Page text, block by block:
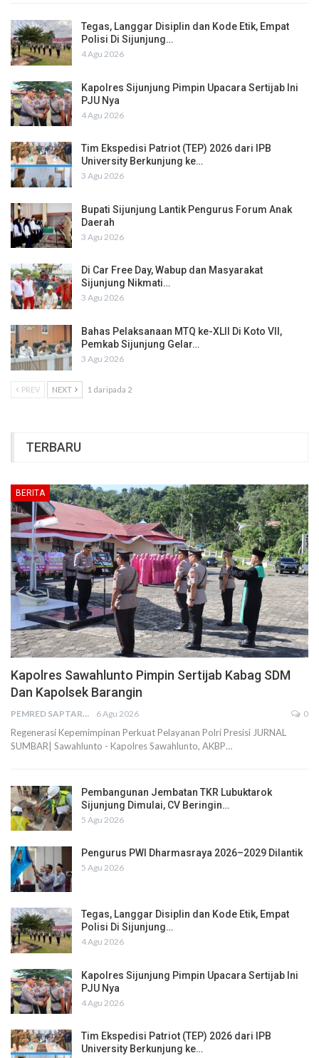
Tegas, Langgar Disiplin dan Kode Etik, Empat
Polisi Di Sijunjung…
4 Agu 2026
Kapolres Sijunjung Pimpin Upacara Sertijab Ini
PJU Nya
4 Agu 2026
Tim Ekspedisi Patriot (TEP) 2026 dari IPB
University Berkunjung ke…
3 Agu 2026
Bupati Sijunjung Lantik Pengurus Forum Anak
Daerah
3 Agu 2026
Di Car Free Day, Wabup dan Masyarakat
Sijunjung Nikmati…
3 Agu 2026
Bahas Pelaksanaan MTQ ke-XLII Di Koto VII,
Pemkab Sijunjung Gelar…
3 Agu 2026
PREV NEXT 1 daripada 2
TERBARU
BERITA
Kapolres Sawahlunto Pimpin Sertijab Kabag SDM
Dan Kapolsek Barangin
PEMRED SAPTARIUS 6 Agu 2026 0
Regenerasi Kepemimpinan Perkuat Pelayanan Polri Presisi JURNAL
SUMBAR| Sawahlunto - Kapolres Sawahlunto, AKBP…
Pembangunan Jembatan TKR Lubuktarok
Sijunjung Dimulai, CV Beringin…
5 Agu 2026
Pengurus PWI Dharmasraya 2026–2029 Dilantik
5 Agu 2026
Tegas, Langgar Disiplin dan Kode Etik, Empat
Polisi Di Sijunjung…
4 Agu 2026
Kapolres Sijunjung Pimpin Upacara Sertijab Ini
PJU Nya
4 Agu 2026
Tim Ekspedisi Patriot (TEP) 2026 dari IPB
University Berkunjung ke…